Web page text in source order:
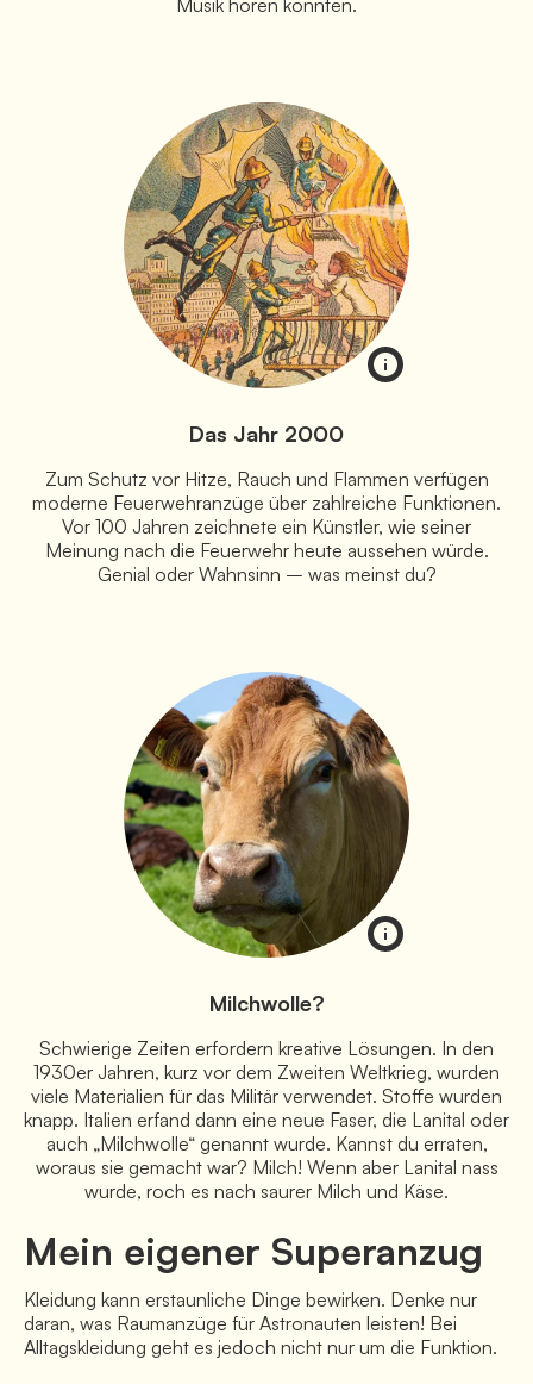
Musik hören konnten.
Das Jahr 2000
Zum Schutz vor Hitze, Rauch und Flammen verfügen
moderne Feuerwehranzüge über zahlreiche Funktionen.
Vor 100 Jahren zeichnete ein Künstler, wie seiner
Meinung nach die Feuerwehr heute aussehen würde.
Genial oder Wahnsinn – was meinst du?
Milchwolle?
Schwierige Zeiten erfordern kreative Lösungen. In den
1930er Jahren, kurz vor dem Zweiten Weltkrieg, wurden
viele Materialien für das Militär verwendet. Stoffe wurden
knapp. Italien erfand dann eine neue Faser, die Lanital oder
auch „Milchwolle“ genannt wurde. Kannst du erraten,
woraus sie gemacht war? Milch! Wenn aber Lanital nass
wurde, roch es nach saurer Milch und Käse.
Mein eigener Superanzug
Kleidung kann erstaunliche Dinge bewirken. Denke nur
daran, was Raumanzüge für Astronauten leisten! Bei
Alltagskleidung geht es jedoch nicht nur um die Funktion.